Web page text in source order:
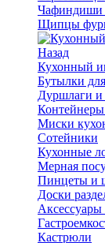
Чафиндиши
Щипцы
Назад
Кухонный
Бутылки
Дуршлаги и
Контейнеры
Миски
Сотейники
Кухонные
Мерная
Пинцеты и
Доски
Кастрюли